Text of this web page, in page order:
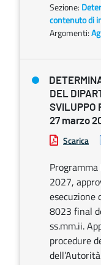
Sezione:
contenuto di
Argomenti:
DEL
SVILUPPO
27 marzo
Scarica
2027,
esecuzione
8023 final
ss.mm.ii.
procedure